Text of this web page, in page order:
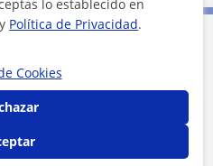
lo establecido en
y Política de Privacidad.
Cookies